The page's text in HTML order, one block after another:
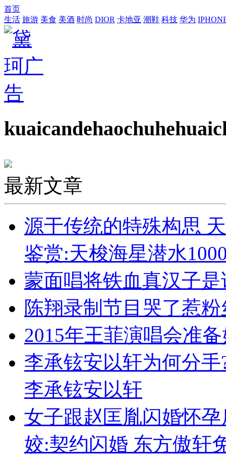
首页
生活 旅游 美食 美酒 时尚 DIOR 卡地亚 潮鞋 科技 华为
最新文章
源于传统的特殊构思
鉴赏:天梭海星潜水
蒙面唱将铁血真汉子
陈翔录制节目哭了惹
2015年王菲演唱会准
李承铉安以轩为何分
李承铉安以轩
女子跟赵匡胤闪婚怀
姣:契约闪婚 东方傲轩